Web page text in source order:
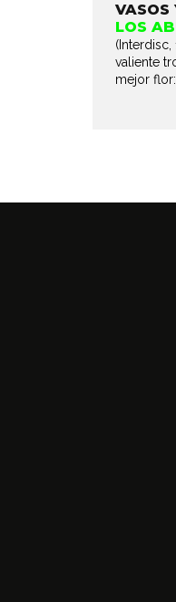
VASOS
LOS
(Interdisc,
valiente
mejor